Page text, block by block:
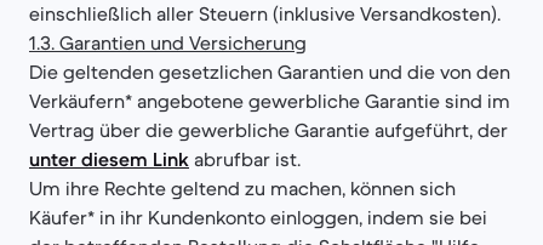
einschließlich aller Steuern (inklusive Versandkosten).
1.3. Garantien und Versicherung
Die geltenden gesetzlichen Garantien und die von den
Verkäufern* angebotene gewerbliche Garantie sind im
Vertrag über die gewerbliche Garantie aufgeführt, der
unter diesem Link abrufbar ist.
Um ihre Rechte geltend zu machen, können sich
Käufer* in ihr Kundenkonto einloggen, indem sie bei